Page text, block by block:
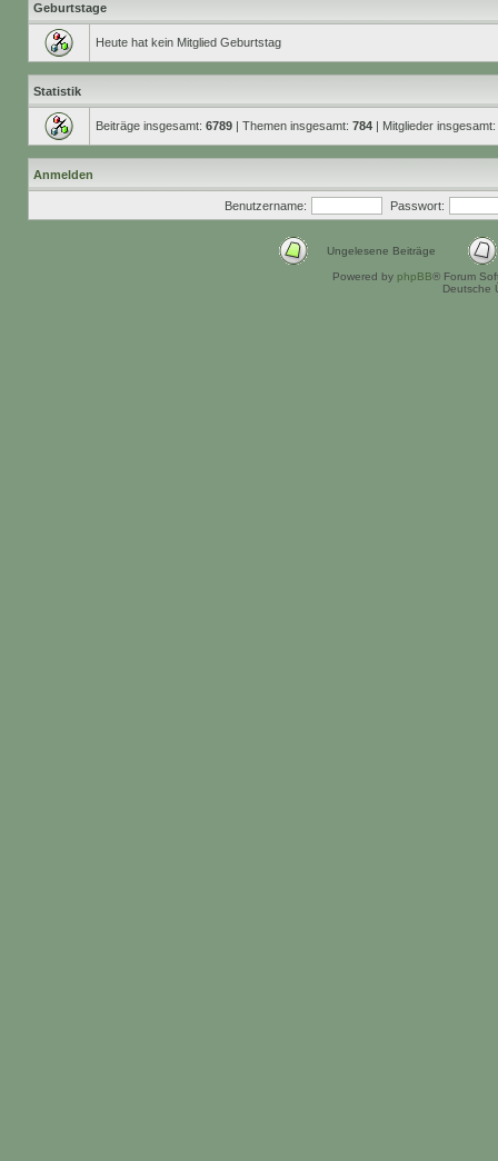
Geburtstage
Heute hat kein Mitglied Geburtstag
Statistik
Beiträge insgesamt: 6789 | Themen insgesamt: 784 | Mitglieder insgesamt:
Anmelden
Benutzername: Passwort:
Ungelesene Beiträge
Powered by phpBB® Forum
Deutsche